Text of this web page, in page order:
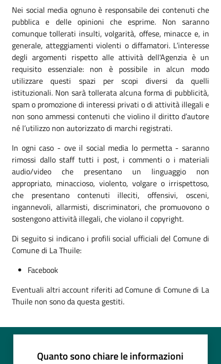
Nei social media ognuno è responsabile dei contenuti che
pubblica e delle opinioni che esprime. Non saranno
comunque tollerati insulti, volgarità, offese, minacce e, in
generale, atteggiamenti violenti o diffamatori. L’interesse
degli argomenti rispetto alle attività dell'Agenzia è un
requisito essenziale: non è possibile in alcun modo
utilizzare questi spazi per scopi diversi da quelli
istituzionali. Non sarà tollerata alcuna forma di pubblicità,
spam o promozione di interessi privati o di attività illegali e
non sono ammessi contenuti che violino il diritto d’autore
né l’utilizzo non autorizzato di marchi registrati.
In ogni caso - ove il social media lo permetta - saranno
rimossi dallo staff tutti i post, i commenti o i materiali
audio/video che presentano un linguaggio non
appropriato, minaccioso, violento, volgare o irrispettoso,
che presentano contenuti illeciti, offensivi, osceni,
ingannevoli, allarmisti, discriminatori, che promuovono o
sostengono attività illegali, che violano il copyright.
Di seguito si indicano i profili social ufficiali del Comune di
Comune di La Thuile:
Facebook
Eventuali altri account riferiti ad Comune di Comune di La
Thuile non sono da questa gestiti.
Quanto sono chiare le informazioni